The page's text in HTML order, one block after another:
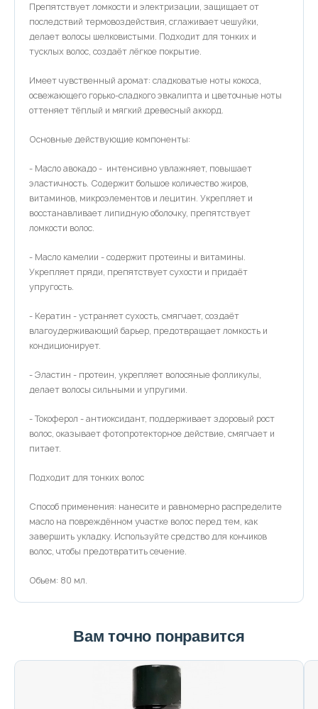
Препятствует ломкости и электризации, защищает от
последствий термовоздействия, сглаживает чешуйки,
делает волосы шелковистыми. Подходит для тонких и
тусклых волос, создаёт лёгкое покрытие.
Имеет чувственный аромат: сладковатые ноты кокоса,
освежающего горько-сладкого эвкалипта и цветочные ноты
оттеняет тёплый и мягкий древесный аккорд.
Основные действующие компоненты:
- Масло авокадо - интенсивно увлажняет, повышает
эластичность. Содержит большое количество жиров,
витаминов, микроэлементов и лецитин. Укрепляет и
восстанавливает липидную оболочку, препятствует
ломкости волос.
- Масло камелии - содержит протеины и витамины.
Укрепляет пряди, препятствует сухости и придаёт
упругость.
- Кератин - устраняет сухость, смягчает, создаёт
влагоудерживающий барьер, предотвращает ломкость и
кондиционирует.
- Эластин - протеин, укрепляет волосяные фолликулы,
делает волосы сильными и упругими.
- Токоферол - антиоксидант, поддерживает здоровый рост
волос, оказывает фотопротекторное действие, смягчает и
питает.
Подходит для тонких волос
Способ применения: нанесите и равномерно распределите
масло на повреждённом участке волос перед тем, как
завершить укладку. Используйте средство для кончиков
волос, чтобы предотвратить сечение.
Объем: 80 мл.
Вам точно понравится